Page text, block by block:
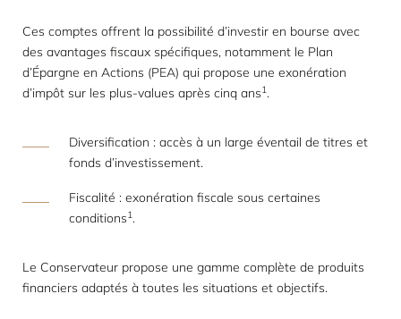
Ces comptes offrent la possibilité d’investir en bourse avec
des avantages fiscaux spécifiques, notamment le Plan
d’Épargne en Actions (PEA) qui propose une exonération
d’impôt sur les plus-values après cinq ans1 .
Diversification : accès à un large éventail de titres et
fonds d’investissement.
Fiscalité : exonération fiscale sous certaines
conditions1 .
Le Conservateur propose une gamme complète de produits
financiers adaptés à toutes les situations et objectifs.